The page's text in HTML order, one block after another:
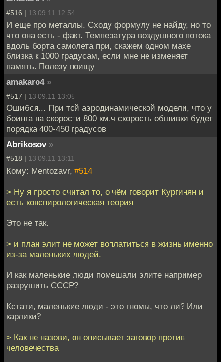
#516 | 13.09.11 12:54
И еще про металлы. Сходу формулу не найду, но то
что она есть - факт. Температура воздушного потока
вдоль борта самолета при, скажем одном махе
близка к 1000 градусам, если мне не изменяет
память. Полезу поищу
amakaro4 »
#517 | 13.09.11 13:05
Ошибся... При той аэродинамической модели, что у
боинга на скорости 800 км.ч скорость обшивки будет
порядка 400-450 градусов
Abrikosov »
#518 | 13.09.11 13:11
Кому: Mentozavr, #514
> Ну я просто считал то, о чём говорит Кургинян и
есть конспирологическая теория
Это не так.
> и план элит не может воплатиться в жизнь именно
из-за маленьких людей.
И как маленькие люди помешали элите например
разрушить СССР?
Кстати, маленькие люди - это гномы, что ли? Или
карлики?
> Как не назови, он описывает заговор против
человечества